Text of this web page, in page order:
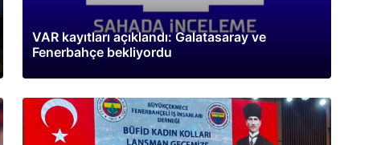
VAR kayıtları açıklandı: Galatasaray ve
Fenerbahçe bekliyordu